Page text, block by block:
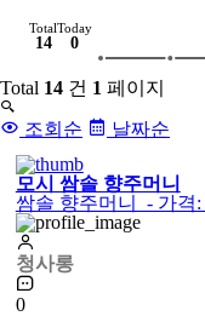
Total
14
Today
0
Total 14 건 1 페이지
조회순
날짜순
모시 쌈솔 향주머니
쌈솔 향주머니 - 가격:
청사롱
0